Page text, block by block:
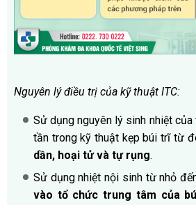
Nguyên lý điều trị của kỹ thuật ITC:
Sử dụng nguyên lý sinh nhiệt
tần trong kỹ thuật kẹp búi trĩ từ
dần, hoại tử và tự rụng.
Sử dụng nhiệt nội sinh từ nhỏ
vào tổ chức trung tâm của